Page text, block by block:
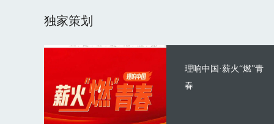
独家策划
理响中国·薪火“燃”青
春